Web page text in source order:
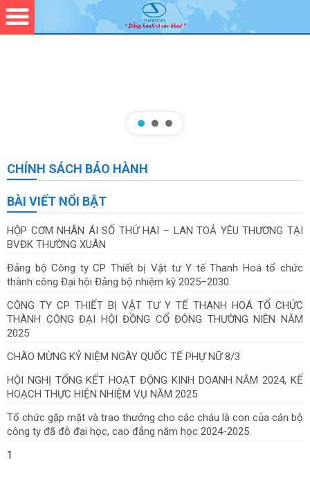
CHÍNH SÁCH BẢO HÀNH
BÀI VIẾT NỔI BẬT
HỘP CƠM NHÂN ÁI SỐ THỨ HAI – LAN TOẢ YÊU THƯƠNG TẠI
BVĐK THƯỜNG XUÂN
Đảng bộ Công ty CP Thiết bị Vật tư Y tế Thanh Hoá tổ chức
thành công Đại hội Đảng bộ nhiệm kỳ 2025–2030.
CÔNG TY CP THIẾT BỊ VẬT TƯ Y TẾ THANH HOÁ TỔ CHỨC
THÀNH CÔNG ĐẠI HỘI ĐỒNG CỔ ĐÔNG THƯỜNG NIÊN NĂM
2025
CHÀO MỪNG KỶ NIỆM NGÀY QUỐC TẾ PHỰ NỮ 8/3
HỘI NGHỊ TỔNG KẾT HOẠT ĐỘNG KINH DOANH NĂM 2024, KẾ
HOẠCH THỰC HIỆN NHIỆM VỤ NĂM 2025
Tổ chức gặp mặt và trao thưởng cho các cháu là con của cán bộ
công ty đã đỗ đại học, cao đẳng năm học 2024-2025.
1